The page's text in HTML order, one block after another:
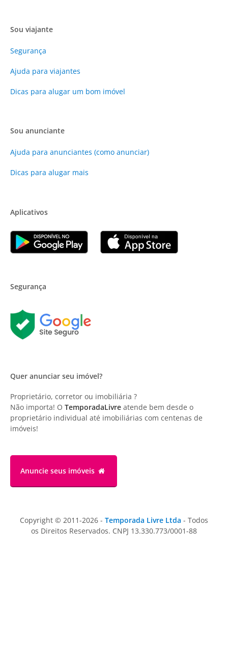
Sou viajante
Segurança
Ajuda para viajantes
Dicas para alugar um bom imóvel
Sou anunciante
Ajuda para anunciantes (como anunciar)
Dicas para alugar mais
Aplicativos
Segurança
Quer anunciar seu imóvel?
Proprietário, corretor ou imobiliária ?
Não importa! O TemporadaLivre atende bem desde o
proprietário individual até imobiliárias com centenas de
imóveis!
Anuncie seus imóveis
Copyright © 2011-2026 - Temporada Livre Ltda - Todos
os Direitos Reservados. CNPJ 13.330.773/0001-88